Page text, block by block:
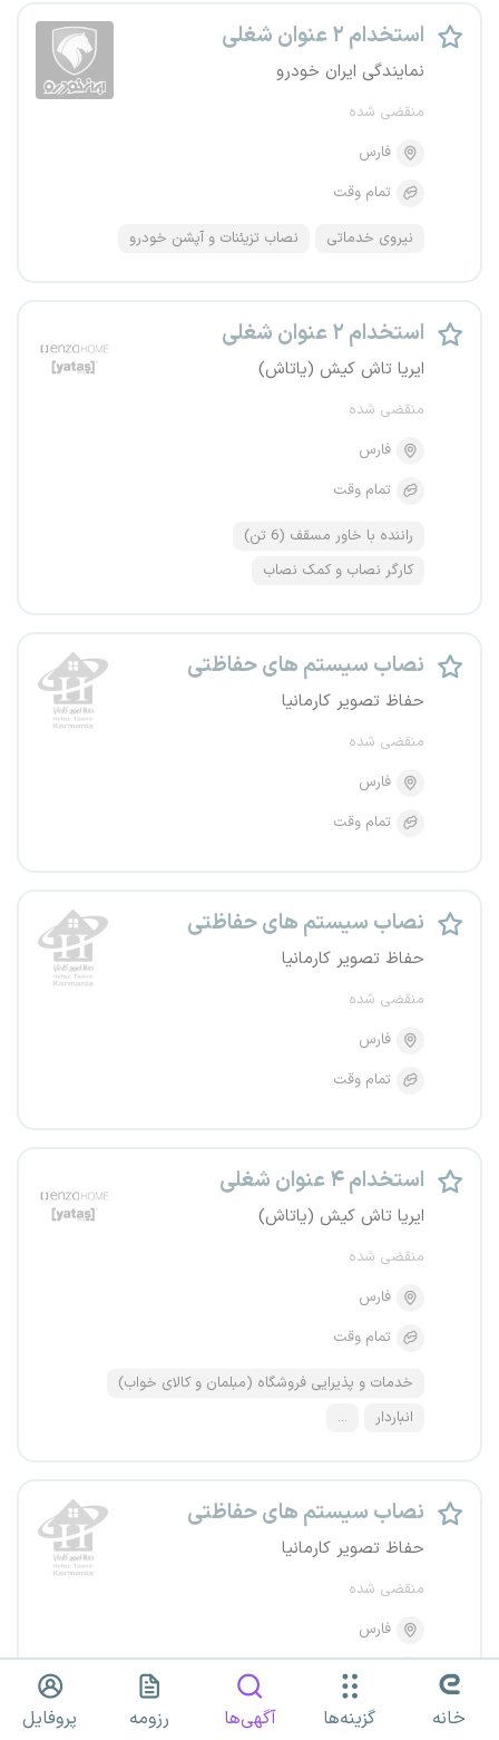
استخدام ۲ عنوان شغلی
نمایندگی ایران خودرو
منقضی شده
فارس
تمام وقت
نیروی خدماتی نصاب تزیئنات و آپشن خودرو
استخدام ۲ عنوان شغلی
ایریا تاش کیش (یاتاش)
منقضی شده
فارس
تمام وقت
راننده با خاور مسقف (6 تن)
کارگر نصاب و کمک نصاب
نصاب سیستم های حفاظتی
حفاظ تصویر کارمانیا
منقضی شده
فارس
تمام وقت
نصاب سیستم های حفاظتی
حفاظ تصویر کارمانیا
منقضی شده
فارس
تمام وقت
استخدام ۴ عنوان شغلی
ایریا تاش کیش (یاتاش)
منقضی شده
فارس
تمام وقت
خدمات و پذیرایی فروشگاه (مبلمان و کالای خواب)
انباردار
...
نصاب سیستم های حفاظتی
حفاظ تصویر کارمانیا
منقضی شده
فارس
تمام وقت
خانه گزینه‌ها آگهی‌ها رزومه پروفایل